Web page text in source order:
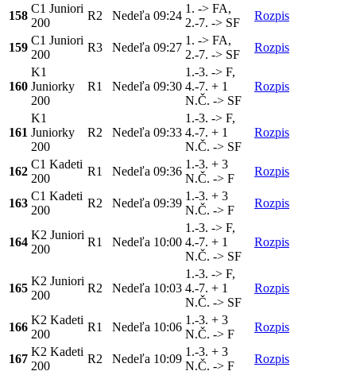
158
C1 Juniori
200
R2 Nedeľa 09:24
1. -> FA,
2.-7. -> SF
Rozpis
159
C1 Juniori
200
R3 Nedeľa 09:27
1. -> FA,
2.-7. -> SF
Rozpis
160
K1
Juniorky
200
R1 Nedeľa 09:30
1.-3. -> F,
4.-7. + 1
N.Č. -> SF
Rozpis
161
K1
Juniorky
200
R2 Nedeľa 09:33
1.-3. -> F,
4.-7. + 1
N.Č. -> SF
Rozpis
162
C1 Kadeti
200
R1 Nedeľa 09:36
1.-3. + 3
N.Č. -> F
Rozpis
163
C1 Kadeti
200
R2 Nedeľa 09:39
1.-3. + 3
N.Č. -> F
Rozpis
164
K2 Juniori
200
R1 Nedeľa 10:00
1.-3. -> F,
4.-7. + 1
N.Č. -> SF
Rozpis
165
K2 Juniori
200
R2 Nedeľa 10:03
1.-3. -> F,
4.-7. + 1
N.Č. -> SF
Rozpis
166
K2 Kadeti
200
R1 Nedeľa 10:06
1.-3. + 3
N.Č. -> F
Rozpis
167
K2 Kadeti
200
R2 Nedeľa 10:09
1.-3. + 3
N.Č. -> F
Rozpis